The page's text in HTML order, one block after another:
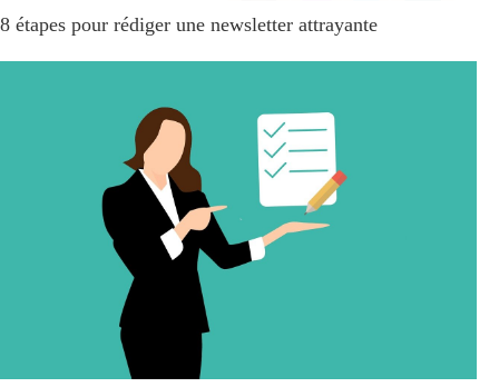
8 étapes pour rédiger une newsletter attrayante